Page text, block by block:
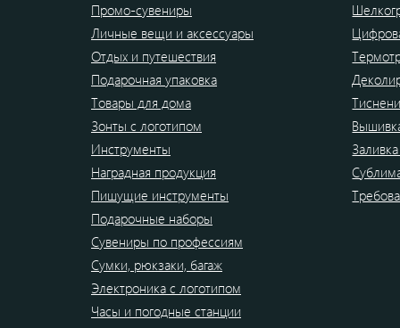
Промо-сувениры
Личные вещи и аксессуары
Отдых и путешествия
Подарочная упаковка
Товары для дома
Зонты с логотипом
Инструменты
Наградная продукция
Пишущие инструменты
Подарочные наборы
Сувениры по профессиям
Сумки, рюкзаки, багаж
Электроника с логотипом
Часы и погодные станции